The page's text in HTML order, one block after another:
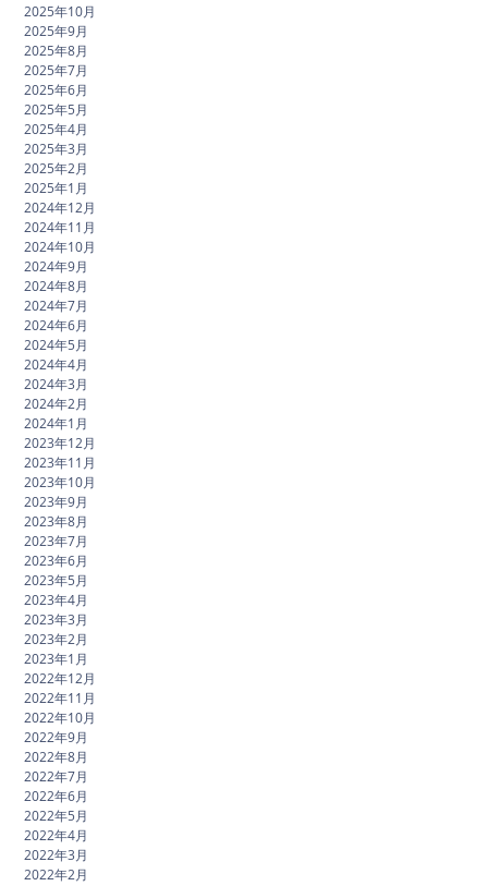
2025年10月
2025年9月
2025年8月
2025年7月
2025年6月
2025年5月
2025年4月
2025年3月
2025年2月
2025年1月
2024年12月
2024年11月
2024年10月
2024年9月
2024年8月
2024年7月
2024年6月
2024年5月
2024年4月
2024年3月
2024年2月
2024年1月
2023年12月
2023年11月
2023年10月
2023年9月
2023年8月
2023年7月
2023年6月
2023年5月
2023年4月
2023年3月
2023年2月
2023年1月
2022年12月
2022年11月
2022年10月
2022年9月
2022年8月
2022年7月
2022年6月
2022年5月
2022年4月
2022年3月
2022年2月